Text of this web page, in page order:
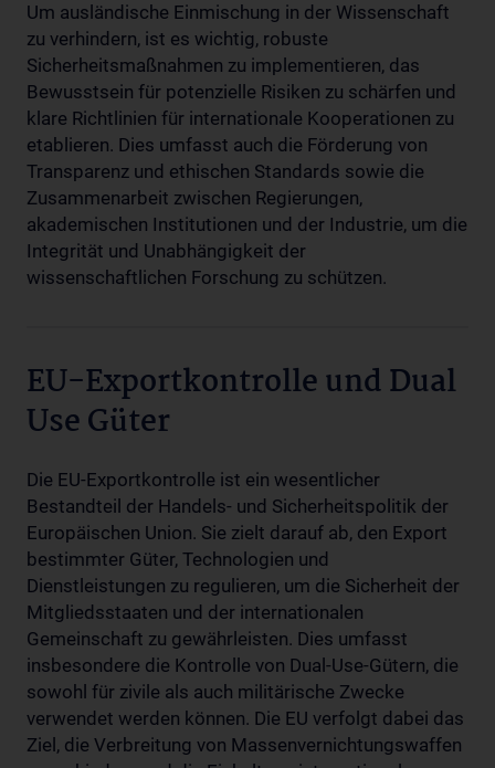
Um ausländische Einmischung in der Wissenschaft
zu verhindern, ist es wichtig, robuste
Sicherheitsmaßnahmen zu implementieren, das
Bewusstsein für potenzielle Risiken zu schärfen und
klare Richtlinien für internationale Kooperationen zu
etablieren. Dies umfasst auch die Förderung von
Transparenz und ethischen Standards sowie die
Zusammenarbeit zwischen Regierungen,
akademischen Institutionen und der Industrie, um die
Integrität und Unabhängigkeit der
wissenschaftlichen Forschung zu schützen.
EU-Exportkontrolle und Dual
Use Güter
Die EU-Exportkontrolle ist ein wesentlicher
Bestandteil der Handels- und Sicherheitspolitik der
Europäischen Union. Sie zielt darauf ab, den Export
bestimmter Güter, Technologien und
Dienstleistungen zu regulieren, um die Sicherheit der
Mitgliedsstaaten und der internationalen
Gemeinschaft zu gewährleisten. Dies umfasst
insbesondere die Kontrolle von Dual-Use-Gütern, die
sowohl für zivile als auch militärische Zwecke
verwendet werden können. Die EU verfolgt dabei das
Ziel, die Verbreitung von Massenvernichtungswaffen